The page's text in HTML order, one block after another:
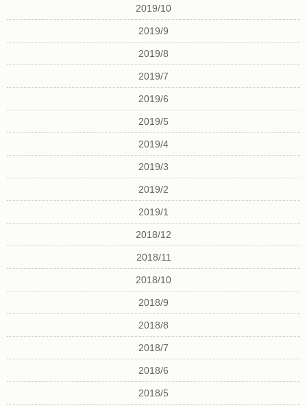
2019/10
2019/9
2019/8
2019/7
2019/6
2019/5
2019/4
2019/3
2019/2
2019/1
2018/12
2018/11
2018/10
2018/9
2018/8
2018/7
2018/6
2018/5